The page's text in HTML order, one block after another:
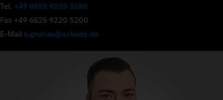
Tel. +49 6625 9220 5180
Fax +49 6625 9220 5200
E-Mail k.grunau@schade.de